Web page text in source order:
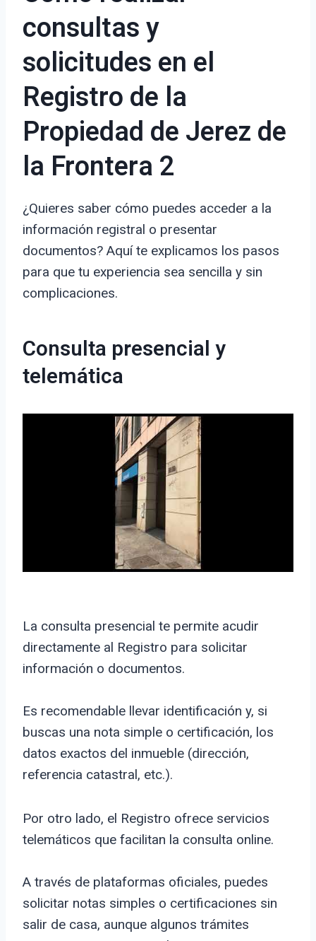
consultas y
solicitudes en el
Registro de la
Propiedad de Jerez de
la Frontera 2
¿Quieres saber cómo puedes acceder a la
información registral o presentar
documentos? Aquí te explicamos los pasos
para que tu experiencia sea sencilla y sin
complicaciones.
Consulta presencial y
telemática
La consulta presencial te permite acudir
directamente al Registro para solicitar
información o documentos.
Es recomendable llevar identificación y, si
buscas una nota simple o certificación, los
datos exactos del inmueble (dirección,
referencia catastral, etc.).
Por otro lado, el Registro ofrece servicios
telemáticos que facilitan la consulta online.
A través de plataformas oficiales, puedes
solicitar notas simples o certificaciones sin
salir de casa, aunque algunos trámites